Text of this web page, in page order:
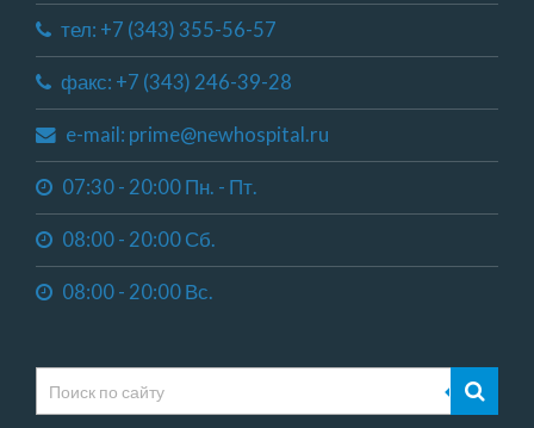
тел: +7 (343) 355-56-57
факс: +7 (343) 246-39-28
e-mail: prime@newhospital.ru
07:30 - 20:00 Пн. - Пт.
08:00 - 20:00 Сб.
08:00 - 20:00 Вс.